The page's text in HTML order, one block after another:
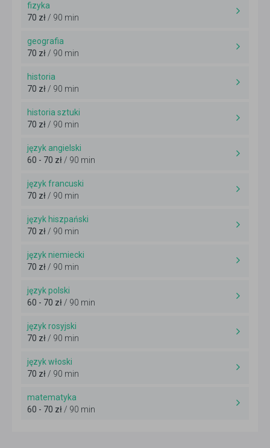
fizyka
70 zł / 90 min
geografia
70 zł / 90 min
historia
70 zł / 90 min
historia sztuki
70 zł / 90 min
język angielski
60 - 70 zł / 90 min
język francuski
70 zł / 90 min
język hiszpański
70 zł / 90 min
język niemiecki
70 zł / 90 min
język polski
60 - 70 zł / 90 min
język rosyjski
70 zł / 90 min
język włoski
70 zł / 90 min
matematyka
60 - 70 zł / 90 min